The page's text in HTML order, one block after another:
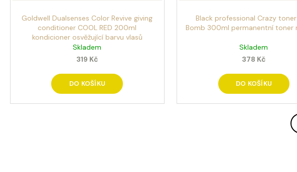
Goldwell Dualsenses Color Revive giving
conditioner COOL RED 200ml
kondicioner osvěžující barvu vlasů
Skladem
319 Kč
DO KOŠÍKU
Black professional Crazy toner
Bomb 300ml permanentní toner
Skladem
378 Kč
DO KOŠÍKU